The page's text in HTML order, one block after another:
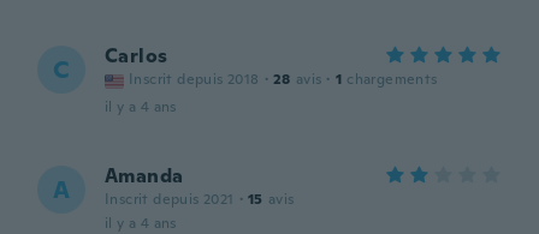
C Carlos
Inscrit depuis 2018 · 28 avis · 1 chargements
il y a 4 ans
A Amanda
Inscrit depuis 2021 · 15 avis
il y a 4 ans